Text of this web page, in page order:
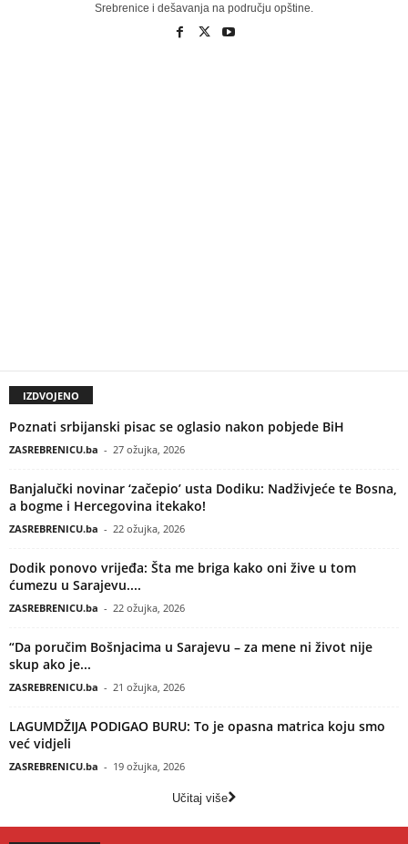
Srebrenice i dešavanja na području opštine.
IZDVOJENO
Poznati srbijanski pisac se oglasio nakon pobjede BiH
ZASREBRENICU.ba - 27 ožujka, 2026
Banjalučki novinar ‘začepio’ usta Dodiku: Nadživjeće te Bosna,
a bogme i Hercegovina itekako!
ZASREBRENICU.ba - 22 ožujka, 2026
Dodik ponovo vrijeđa: Šta me briga kako oni žive u tom
ćumezu u Sarajevu....
ZASREBRENICU.ba - 22 ožujka, 2026
“Da poručim Bošnjacima u Sarajevu – za mene ni život nije
skup ako je...
ZASREBRENICU.ba - 21 ožujka, 2026
LAGUMDŽIJA PODIGAO BURU: To je opasna matrica koju smo
već vidjeli
ZASREBRENICU.ba - 19 ožujka, 2026
Učitaj više